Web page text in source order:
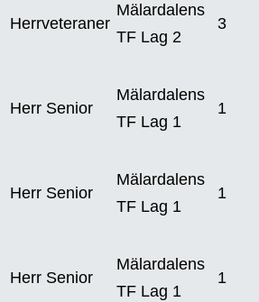
Herrveteraner
Mälardalens
TF Lag 2
3
Herr Senior
Mälardalens
TF Lag 1
1
Herr Senior
Mälardalens
TF Lag 1
1
Herr Senior
Mälardalens
TF Lag 1
1